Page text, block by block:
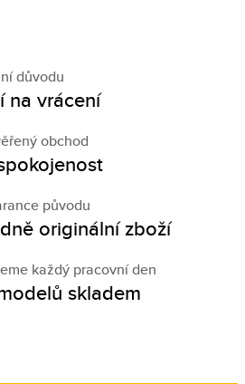
důvodu
na vrácení
obchod
původu
originální zboží
každý pracovní den
skladem